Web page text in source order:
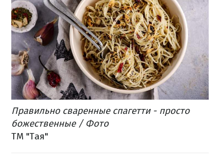
Правильно сваренные спагетти - просто
божественные / Фото
ТМ "Тая"